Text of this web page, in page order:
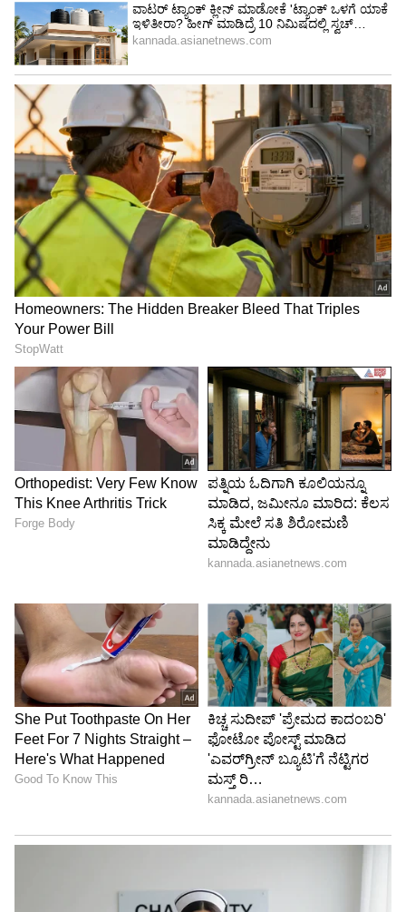
ಸೋಮವಾರ ಚಿಕ್ಕಮಗಳೂರು, ವಿಜಯನಗರ, ಗದಗ ಹಾಗೂ
ಉತ್ತರ ಕನ್ನಡ ಜಿಲ್ಲೆಗಳಲ್ಲಿ ಸುರಿದ ಧಾರಾಕಾರ ಮಳೆಗೆ
ಜನಜೀವನ ಸಂಪೂರ್ಣ ಅಸ್ತವ್ಯಸ್ತಗೊಂಡಿದೆ. ವಿಶೇಷವಾಗಿ
ಚಿಕ್ಕಮಗಳೂರು ಜಿಲ್ಲೆಯಲ್ಲಿ ಕೇವಲ 20 ನಿಮಿಷಗಳ ಕಾಲ
ಸುರಿದ ಗುಡುಗು-ಮಿಂಚಿನ ಅಬ್ಬರದ ಮಳೆಗೆ ಇಡೀ ನಗರವೇ
ಕಂಗಾಲಾಗಿದೆ. ಸಿಡಿಲಿನ ಹೊಡೆತಕ್ಕೆ ನಗರದ ಹಲವೆಡೆ ವಿದ್ಯುತ್
ಸಂಪರ್ಕ ಕಡಿತಗೊಂಡಿದೆ.
ಗಿರಿಭಾಗದಲ್ಲಿ ಆತಂಕದ ವಾತಾವರಣ:
ಮುಳ್ಳಯ್ಯನಗಿರಿ ತಪ್ಪಲು ಹಾಗೂ ದತ್ತಪೀಠದ ಭಾಗದಲ್ಲಿ
ನಿರಂತರವಾಗಿ ಸುರಿಯುತ್ತಿರುವ ಮಳೆಯಿಂದಾಗಿ ರಸ್ತೆಗಳ
ಮೇಲೆ ಅರ್ಧ ಅಡಿಯಷ್ಟು ನೀರು ನದಿಯಂತೆ ಹರಿಯುತ್ತಿದೆ.
ಭಾರಿ ಗಾಳಿ-ಮಳೆಗೆ ಸಿಲುಕಿದ ಪ್ರವಾಸಿಗರು ವಾಹನ
ಚಲಾಯಿಸಲು ಸಾಧ್ಯವಾಗದೆ ಪರದಾಡುವಂತಾಯಿತು. ಪ್ರಸಿದ್ಧ
ಹೊನ್ನಮ್ಮನಹಳ್ಳ ಜಲಪಾತವು ಮಳೆಯ ನೀರಿನಿಂದಾಗಿ
ಮೈದುಂಬಿ ಹರಿಯುತ್ತಿದ್ದು, ಜಲಪಾತದ ನೀರು ಪ್ರವಾಸಿಗರು
ಚಲಿಸುವ ಮೆಟ್ಟಿಲುಗಳ ಮೇಲೆಯೇ ಧುಮುಕುತ್ತಿದೆ.
ಚಿಕ್ಕಮಗಳೂರು ನಗರದ ರಸ್ತೆಗಳೂ ಕೂಡ
ಜಲಾವೃತಗೊಂಡಿದ್ದು, ಸಾರ್ವಜನಿಕರು ಆತಂಕಕ್ಕೆ
ಒಳಗಾಗಿದ್ದಾರೆ. ಜಿಲ್ಲೆಗೆ ಈಗಾಗಲೇ ಹವಾಮಾನ ಇಲಾಖೆ
ಯೆಲ್ಲೋ ಅಲರ್ಟ್ ಘೋಷಿಸಿದೆ.
ಸಾರ್ವಜನಿಕರಿಗೆ ಹವಾಮಾನ ಇಲಾಖೆಯ ಪ್ರಮುಖ
ಸೂಚನೆಗಳು
ಮಳೆಯ ಸಮಯದಲ್ಲಿ ಗಂಟೆಗೆ 40 ರಿಂದ 50 ಕಿ.ಮೀ
ವೇಗದಲ್ಲಿ ಬಿರುಗಾಳಿ ಬೀಸುವುದರಿಂದ ಹಳೆಯ ಮರಗಳು,
ಒಣಗಿದ ರೆಂಬೆಗಳು ಹಾಗೂ ವಿದ್ಯುತ್ ಕಂಬಗಳು ಉರುಳಿ
ಬೀಳುವ ಅಪಾಯ ಹೆಚ್ಚಿರುತ್ತದೆ.
ಸಾರ್ವಜನಿಕರು, ವಾಹನ ಸವಾರರು ಹಾಗೂ ತೋಟದ
ಮರಗಳ ಕೆಳಗೆ ಅಥವಾ ವಿದ್ಯುತ್ ಕಂಬಗಳ ಬಳಿ ಆಶ್ರಯ
ತೀವ್ರವಾದ ಗುಡುಗು ಮತ್ತು ಸಿಡಿಲು ಇರುವುದರಿಂದ